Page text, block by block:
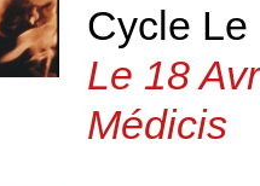
Cycle
Le 18
Médicis